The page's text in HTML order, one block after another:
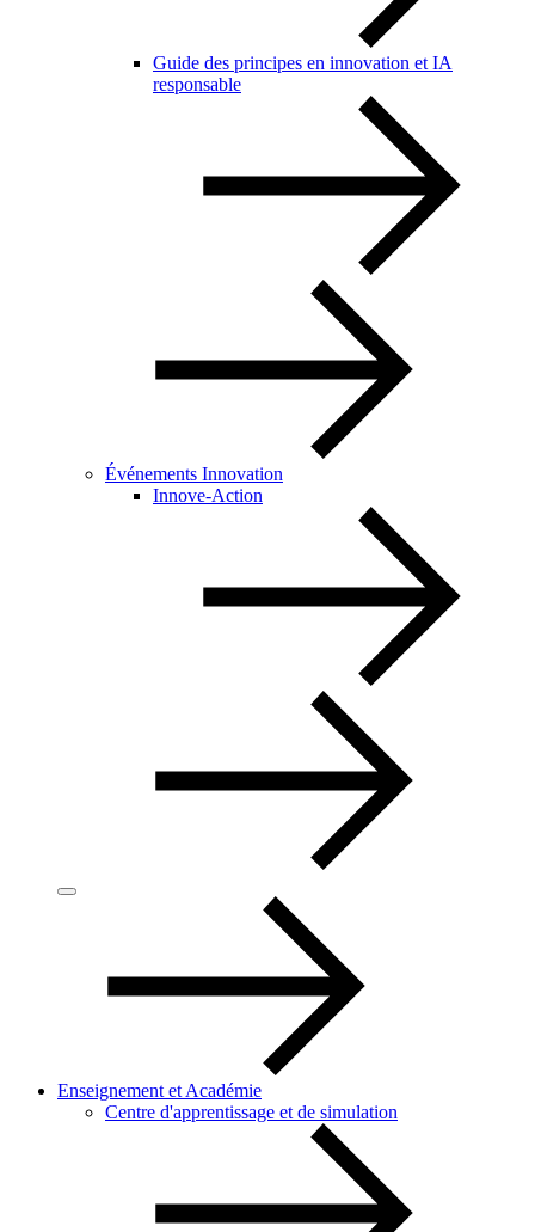
Guide des principes en innovation et IA
responsable
Événements Innovation
Innove-Action
Enseignement et Académie
Centre d'apprentissage et de simulation